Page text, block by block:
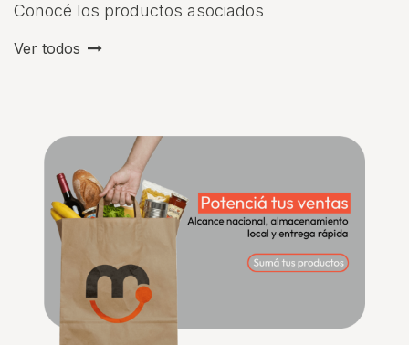
Conocé los productos asociados
Ver todos